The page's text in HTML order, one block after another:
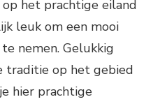
het prachtige eiland
leuk om een mooi
nemen. Gelukkig
traditie op het gebied
hier prachtige